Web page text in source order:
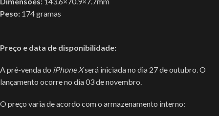
Peso: 174 gramas
Preço e data de disponibilidade:
A pré-venda do iPhone Xserá iniciada no dia 27 de outubro. O
lançamento ocorre no dia 03 de novembro.
O preço varia de acordo com o armazenamento interno: